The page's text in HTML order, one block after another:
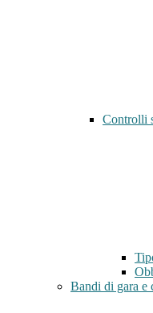
Controlli
Bandi di gara e